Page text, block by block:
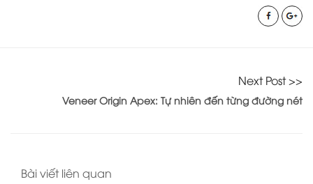
Next Post >>
Veneer Origin Apex: Tự nhiên đến từng đường nét
Bài viết liên quan